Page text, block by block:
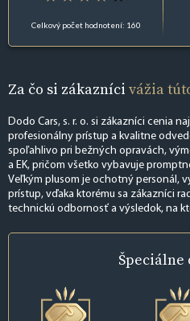
Celkový počet hodnotení: 160
Za čo si zákazníci vážia
Dodo Cars, s. r. o. si zákazníci cenia
profesionálny prístup a kvalitne
spoľahlivo pri bežných opravách,
a EK, pričom všetko vybavuje
Veľkým plusom je ochotný personál,
prístup, vďaka ktorému sa zákazníci
technickú odbornosť a výsledok, na
Špeciálne